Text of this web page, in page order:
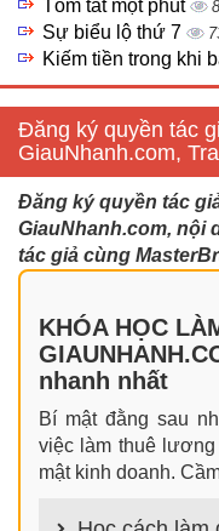
Tóm tắt một phút
Sự biểu lộ thứ 7
Kiếm tiền trong khi
Đăng ký quyền tác
GiauNhanh.com,
Đăng ký quyền tác
GiauNhanh.com, nội
tác giả cùng
KHÓA HỌC
nhanh nhất
Bí mật đằng sau
việc làm thuê
mật kinh doanh.